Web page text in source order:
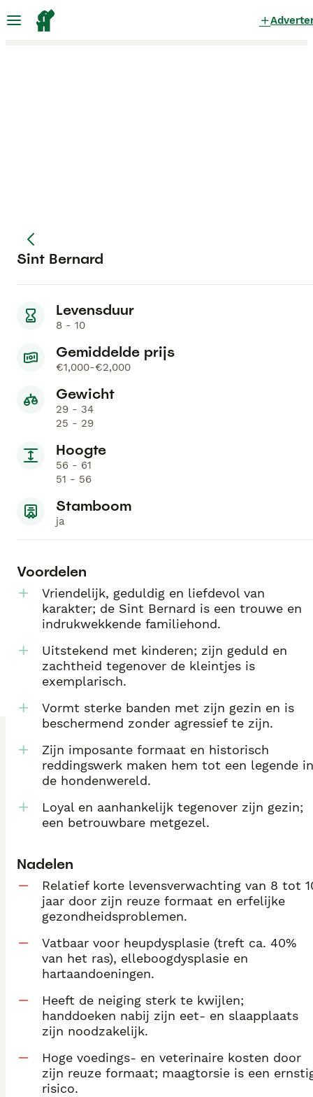
Sint Bernard
Levensduur
8 - 10
Gemiddelde prijs
€1,000-€2,000
Gewicht
29 - 34
25 - 29
Hoogte
56 - 61
51 - 56
Stamboom
ja
Voordelen
Vriendelijk, geduldig en liefdevol van
karakter; de Sint Bernard is een trouwe en
indrukwekkende familiehond.
Uitstekend met kinderen; zijn geduld en
zachtheid tegenover de kleintjes is
exemplarisch.
Vormt sterke banden met zijn gezin en is
beschermend zonder agressief te zijn.
Zijn imposante formaat en historisch
reddingswerk maken hem tot een legende in
de hondenwereld.
Loyal en aanhankelijk tegenover zijn gezin;
een betrouwbare metgezel.
Nadelen
Relatief korte levensverwachting van 8 tot
jaar door zijn reuze formaat en erfelijke
gezondheidsproblemen.
Vatbaar voor heupdysplasie (treft ca. 40%
van het ras), elleboogdysplasie en
hartaandoeningen.
Heeft de neiging sterk te kwijlen;
handdoeken nabij zijn eet- en slaapplaats
zijn noodzakelijk.
Hoge voedings- en veterinaire kosten door
zijn reuze formaat; maagtorsie is een
risico.